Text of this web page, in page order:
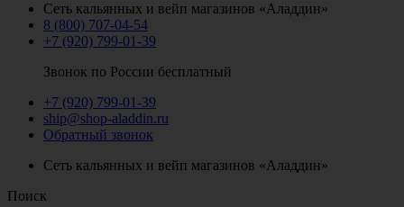
Сеть кальянных и вейп магазинов «Аладдин»
8 (800) 707-04-54
+7 (920) 799-01-39
Звонок по России бесплатный
+7 (920) 799-01-39
ship@shop-aladdin.ru
Обратный звонок
Сеть кальянных и вейп магазинов «Аладдин»
Поиск